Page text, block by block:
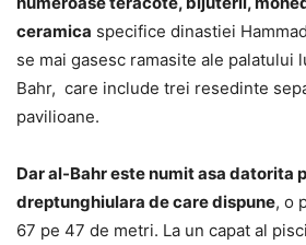
ceramica specifice dinastiei
se mai gasesc ramasite ale palatului
Bahr, care include trei resedinte
pavilioane.
Dar al-Bahr este numit asa datorita
dreptunghiulara de care dispune, o
67 pe 47 de metri. La un capat al